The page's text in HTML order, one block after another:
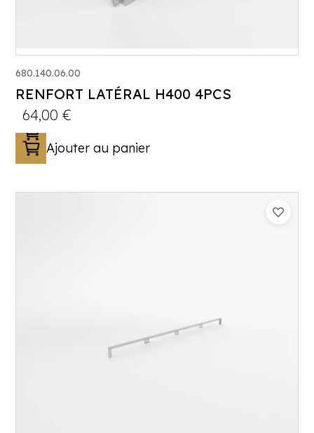
680.140.06.00
RENFORT LATÉRAL H400 4PCS
64,00€
Ajouter au panier